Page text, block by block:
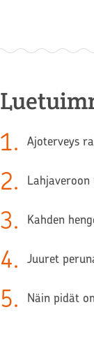
1. Ajoterveys
2. Lahjaveroon
3. Kahden
4. Juuret
5. Näin pidät